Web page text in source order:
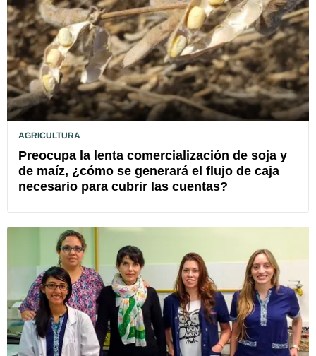
AGRICULTURA
Preocupa la lenta comercialización de soja y
de maíz, ¿cómo se generará el flujo de caja
necesario para cubrir las cuentas?